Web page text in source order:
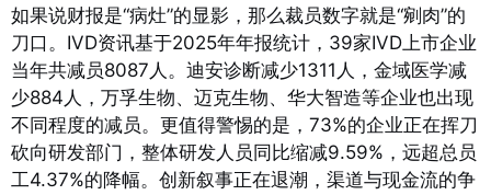
如果说财报是“病灶”的显影，那么裁员数字就是“剜肉”的
刀口。IVD资讯基于2025年年报统计，39家IVD上市企业
当年共减员8087人 。迪安诊断减少1311人，金域医学减
少884人，万孚生物、迈克生物、华大智造等企业也出现
不同程度的减员。更值得警惕的是，73%的企业正在挥刀
砍向研发部门，整体研发人员同比缩减9.59%，远超总员
工4.37%的降幅。创新叙事正在退潮，渠道与现金流的争